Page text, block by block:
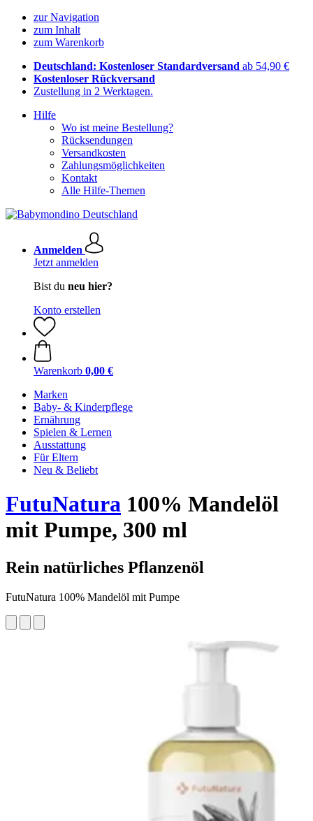
zur Navigation
zum Inhalt
zum Warenkorb
Deutschland: Kostenloser Standardversand ab 54,90 €
Kostenloser Rückversand
Zustellung in 2 Werktagen.
Hilfe
Wo ist meine Bestellung?
Rücksendungen
Versandkosten
Zahlungsmöglichkeiten
Kontakt
Alle Hilfe-Themen
Anmelden
Jetzt anmelden
Bist du neu hier?
Konto erstellen
Warenkorb 0,00 €
Marken
Baby- & Kinderpflege
Ernährung
Spielen & Lernen
Ausstattung
Für Eltern
Neu & Beliebt
FutuNatura 100% Mandelöl
mit Pumpe, 300 ml
Rein natürliches Pflanzenöl
FutuNatura 100% Mandelöl mit Pumpe